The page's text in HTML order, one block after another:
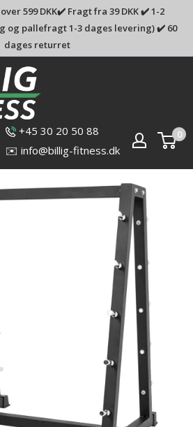
599 DKK✔️ Fragt fra 39 DKK ✔️ 1-2
og pallefragt 1-3 dages levering) ✔️ 60
dages returret
+45 30 20 50 88
✉️ info@billig-fitness.dk
0